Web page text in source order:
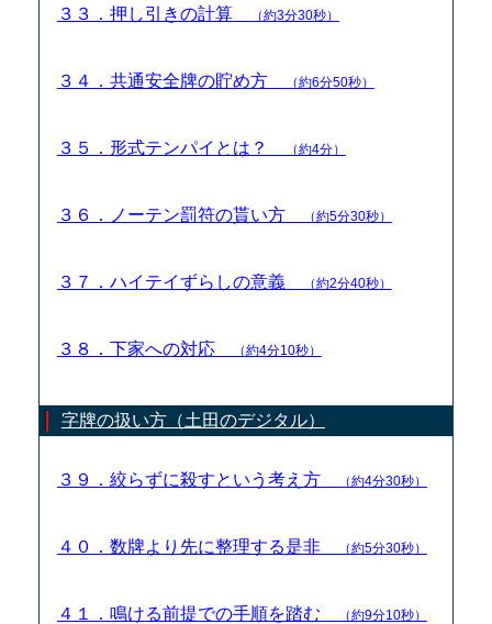
３３．押し引きの計算 （約3分30秒）
３４．共通安全牌の貯め方 （約6分50秒）
３５．形式テンパイとは？ （約4分）
３６．ノーテン罰符の貰い方 （約5分30秒）
３７．ハイテイずらしの意義 （約2分40秒）
３８．下家への対応 （約4分10秒）
字牌の扱い方（土田のデジタル）
３９．絞らずに殺すという考え方 （約4分30秒）
４０．数牌より先に整理する是非 （約5分30秒）
４１．鳴ける前提での手順を踏む （約9分10秒）